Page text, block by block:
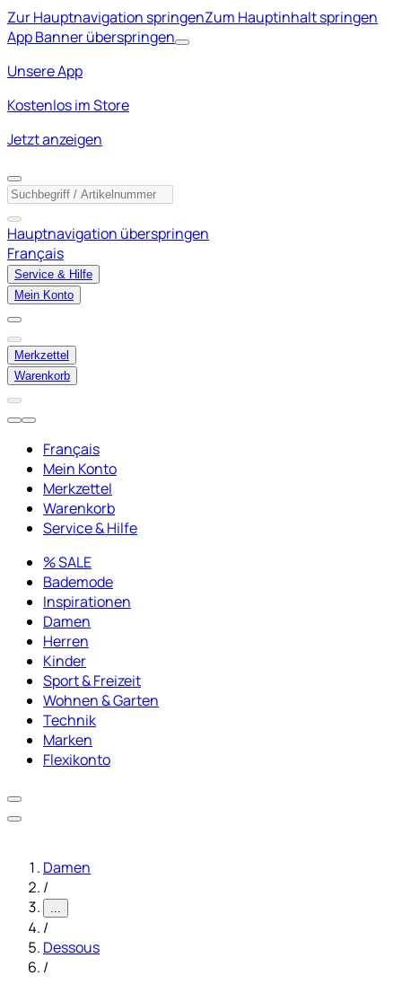
Zur Hauptnavigation springenZum Hauptinhalt springen
App Banner überspringen
Unsere App
Kostenlos im Store
Jetzt anzeigen
Hauptnavigation überspringen
Français
Service & Hilfe
Mein Konto
Merkzettel
Warenkorb
Français
Mein Konto
Merkzettel
Warenkorb
Service & Hilfe
% SALE
Bademode
Inspirationen
Damen
Herren
Kinder
Sport & Freizeit
Wohnen & Garten
Technik
Marken
Flexikonto
Damen
/
...
/
Dessous
/